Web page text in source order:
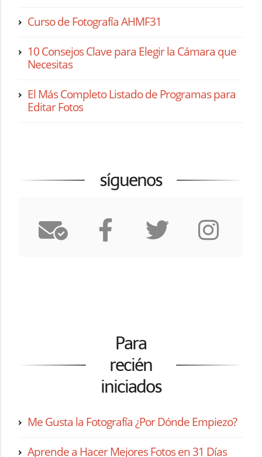
Curso de Fotografía AHMF31
10 Consejos Clave para Elegir la Cámara que
Necesitas
El Más Completo Listado de Programas para
Editar Fotos
síguenos
Para
recién
iniciados
Me Gusta la Fotografía ¿Por Dónde Empiezo?
Aprende a Hacer Mejores Fotos en 31 Días